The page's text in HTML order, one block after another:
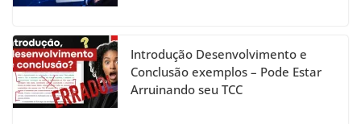
k
h
a
n
Introdução Desenvolvimento e
Conclusão exemplos – Pode Estar
Arruinando seu TCC